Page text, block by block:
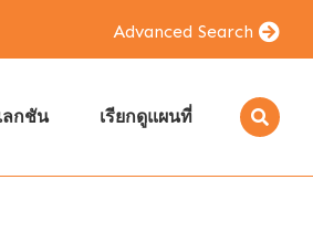
Advanced Search
ลกชัน เรียกดูแผนที่